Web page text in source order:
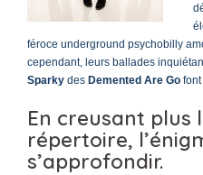
féroce underground psychobilly
cependant, leurs ballades
Sparky des Demented Are Go
En creusant plus
répertoire,
s’approfondir.